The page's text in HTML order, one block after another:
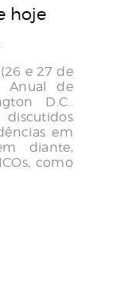
hoje
e 27 de
Anual de
D.C..
discutidos
em
diante,
como